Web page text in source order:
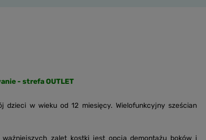
- strefa OUTLET
dzieci w wieku od 12 miesięcy. Wielofunkcyjny sześcian
zalet kostki jest opcja demontażu boków i